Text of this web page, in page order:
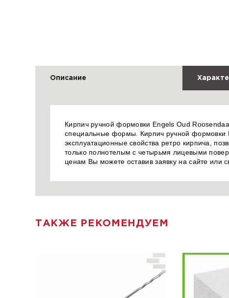
Описание
Кирпич ручной формовки Engels Oud
специальные формы. Кирпич ручной формовки
эксплуатационные свойства ретро кирпича,
только полнотелым с четырьмя лицевыми
ценам Вы можете оставив заявку на сайте
ТАКЖЕ РЕКОМЕНДУЕМ